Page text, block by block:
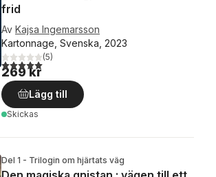
frid
Av Kajsa Ingemarsson
Kartonnage, Svenska, 2023
5,0utav 5 stjärnor. Totalt antal röster:
(5)
269 kr
Lägg till
Skickas
Del 1 - Trilogin om hjärtats väg